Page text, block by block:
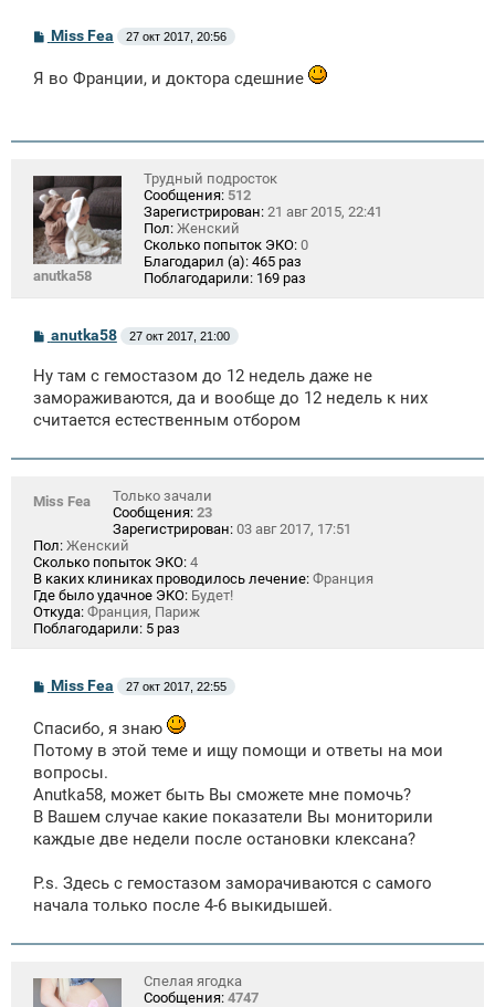
С
о
б
и
Miss Fea 27 окт 2017, 20:56
Я во Франции, и доктора сдешние
anutka58
Трудный подросток
Сообщения: 512
Зарегистрирован: 21 авг 2015, 22:41
Пол: Женский
Сколько попыток ЭКО: 0
Благодарил (а): 465 раз
Поблагодарили: 169 раз
С
о
б
щ
н
е
anutka58 27 окт 2017, 21:00
Ну там с гемостазом до 12 недель даже не
замораживаются, да и вообще до 12 недель к них
считается естественным отбором
Miss Fea
Только зачали
Сообщения: 23
Зарегистрирован: 03 авг 2017, 17:51
Пол: Женский
Сколько попыток ЭКО: 4
В каких клиниках проводилось лечение: Франция
Где было удачное ЭКО: Будет!
Откуда: Франция, Париж
Поблагодарили: 5 раз
С
о
б
щ
е
н
и
Miss Fea 27 окт 2017, 22:55
Спасибо, я знаю
Потому в этой теме и ищу помощи и ответы на мои
вопросы.
Anutka58, может быть Вы сможете мне помочь?
В Вашем случае какие показатели Вы мониторили
каждые две недели после остановки клексана?
P.s. Здесь с гемостазом заморачиваются с самого
начала только после 4-6 выкидышей.
Спелая ягодка
Сообщения: 4747